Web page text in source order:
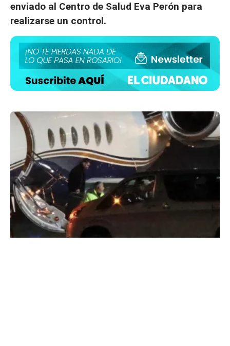
enviado al Centro de Salud Eva Perón para
realizarse un control.